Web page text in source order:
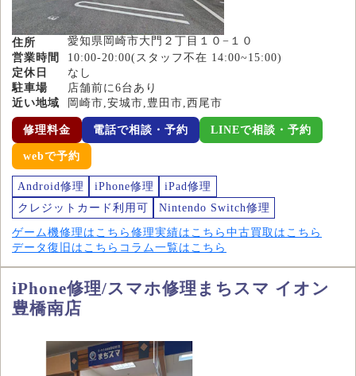
住所
愛知県岡崎市大門２丁目１０−１０
営業時間
10:00-20:00(スタッフ不在 14:00~15:00)
定休日
なし
駐車場
店舗前に6台あり
近い地域
岡崎市,安城市,豊田市,西尾市
修理料金 電話で相談・予約 LINEで相談・予約
webで予約
Android修理 iPhone修理
iPad修理
クレジットカード利用可
Nintendo Switch修理
ゲーム機修理はこちら 修理実績はこちら 中古買取はこちら
データ復旧はこちら コラム一覧はこちら
iPhone修理/スマホ修理まちスマ イオン
豊橋南店